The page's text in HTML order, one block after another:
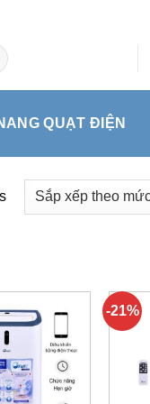
QUẠT ĐIỆN
-21%